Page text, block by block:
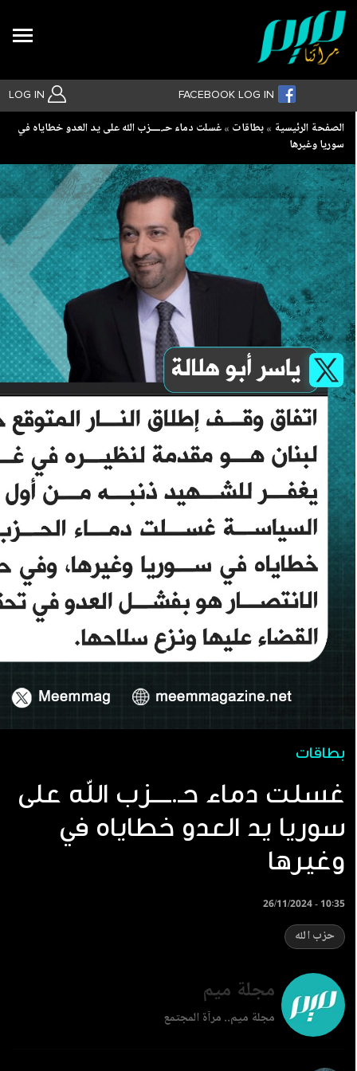
LOG IN FACEBOOK LOG IN
بحث متقدم
Breadcrumb
الصفحة الرئيسية بطاقات
غسلت دماء حـ.ــــزب الله على يد العدو خطاياه في
بطاقات
غسلت دماء حـ.ــــزب الله على
يد العدو خطاياه في ‎سوريا
وغيرها
26/11/2024 - 10:35
حزب الله
مجلة ميم
مجلة ميم.. مرآة المجتمع